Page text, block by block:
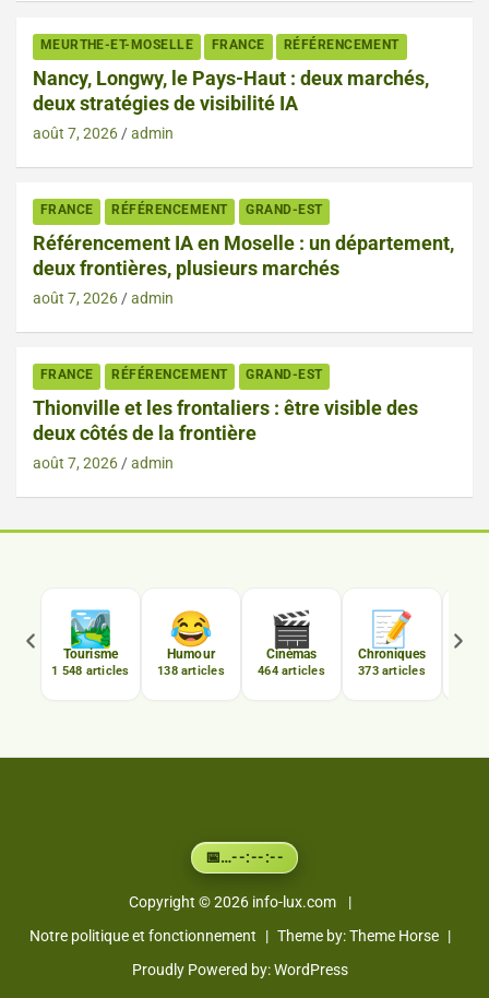
MEURTHE-ET-MOSELLE FRANCE RÉFÉRENCEMENT
Nancy, Longwy, le Pays-Haut : deux marchés,
deux stratégies de visibilité IA
août 7, 2026 admin
FRANCE RÉFÉRENCEMENT GRAND-EST
Référencement IA en Moselle : un département,
deux frontières, plusieurs marchés
août 7, 2026 admin
FRANCE RÉFÉRENCEMENT GRAND-EST
Thionville et les frontaliers : être visible des
deux côtés de la frontière
août 7, 2026 admin
🏞️
Tourisme
1 548 articles
😂
Humour
138 articles
🎬
Cinémas
464 articles
📝
Chroniques
373 articles
📅…--:--:--
Copyright © 2026 info-lux.com
Notre politique et fonctionnement
Theme by:Theme Horse
Proudly Powered by:WordPress